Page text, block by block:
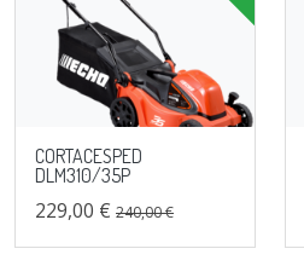
CORTACESPED
DLM310/35P
229,00 € 240,00 €